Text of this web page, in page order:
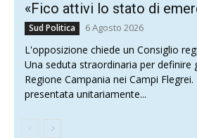
«Fico attivi lo stato di
Sud Politica 6 Agosto 2026
L'opposizione chiede un Consiglio
Una seduta straordinaria per definire
Regione Campania nei Campi
presentata unitariamente...